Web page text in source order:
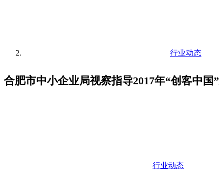
行业动态
合肥市中小企业局视察指导2017年“创客中
行业动态